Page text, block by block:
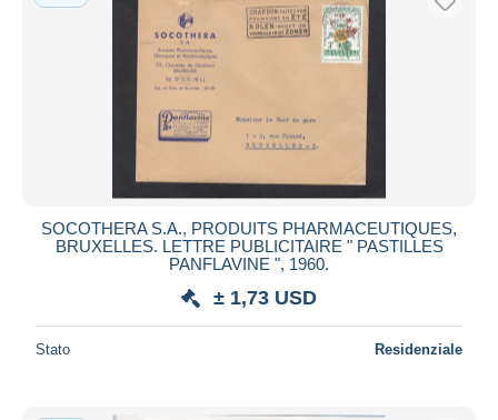
SOCOTHERA S.A., PRODUITS PHARMACEUTIQUES,
BRUXELLES. LETTRE PUBLICITAIRE " PASTILLES
PANFLAVINE ", 1960.
± 1,73 USD
Stato Residenziale